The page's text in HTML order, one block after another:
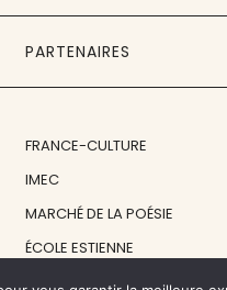
PARTENAIRES
FRANCE-CULTURE
IMEC
MARCHÉ DE LA POÉSIE
ÉCOLE ESTIENNE